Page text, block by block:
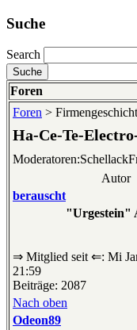
Suche
Search
Foren
Foren >
Ha-Ce-Te-
Autor
berauscht
"Urgestein"
⇒ Mitglied seit ⇐: Mi
21:59
Beiträge: 2087
Nach oben
Odeon89